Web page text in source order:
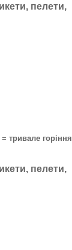
пелети,
= тривале горіння
пелети,